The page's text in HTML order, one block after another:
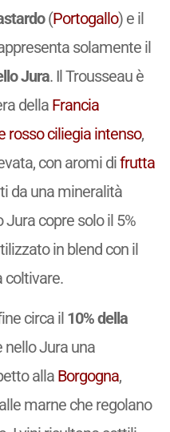
(Portogallo) e il
solamente il
Jura. Il Trousseau è
della Francia
rosso ciliegia intenso,
con aromi difrutta
da una mineralità
copre solo il 5%
in blend con il
coltivare.
circa il 10% della
Jura una
alla Borgogna,
marne che regolano